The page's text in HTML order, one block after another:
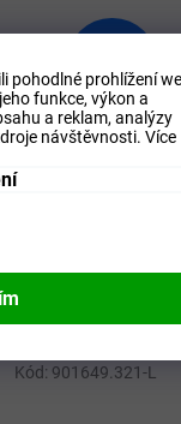
pohodlné prohlížení
funkce, výkon a
a reklam, analýzy
návštěvnosti.
–74 %
Jacket / Black
DETAIL
Kód: 901649.321-L